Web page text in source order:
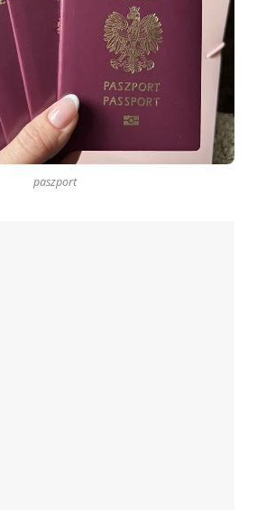
paszport